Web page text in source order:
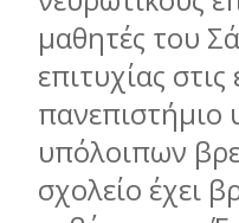
µαθητές του
επιτυχίας
υπόλοιπων
σχολείο έχει